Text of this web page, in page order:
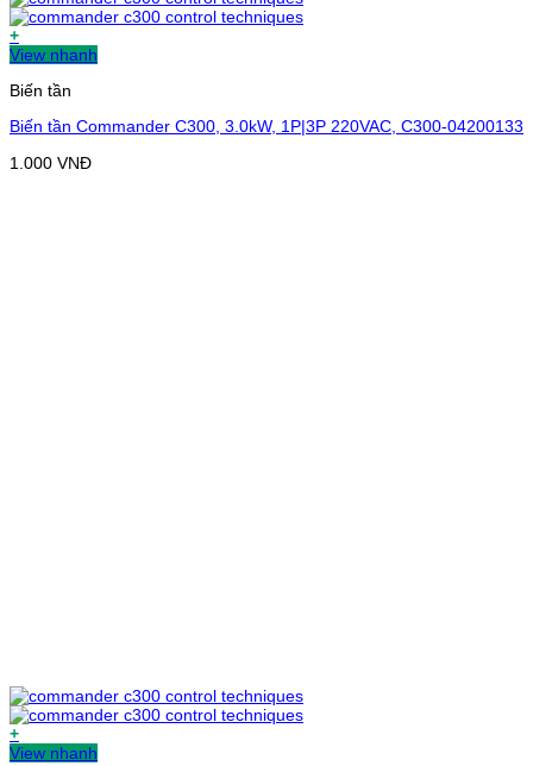
+
View nhanh
Biến tần
Biến tần Commander C300, 3.0kW, 1P|3P 220VAC, C300-04200133
1.000 VNĐ
+
View nhanh